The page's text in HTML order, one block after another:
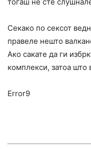
тогаш не сте
Секако по сексот
правеле нешто
Ако сакате да ги
комплекси, затоа што
Error9